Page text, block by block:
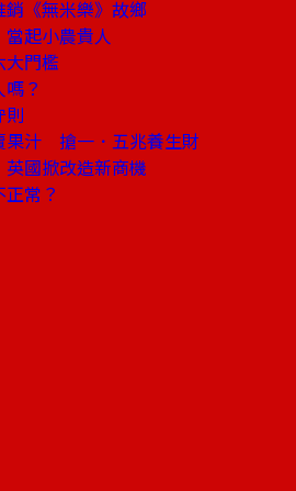
《無米樂》故鄉
起小農貴人
門檻
？
則
果汁 搶一．五兆養生財
國掀改造新商機
常？